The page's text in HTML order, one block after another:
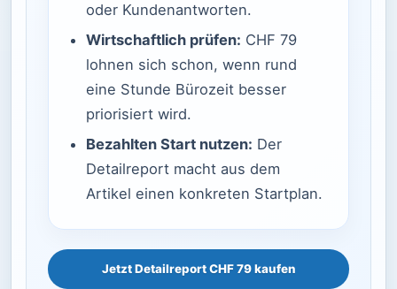
oder Kundenantworten.
Wirtschaftlich prüfen: CHF 79
lohnen sich schon, wenn rund
eine Stunde Bürozeit besser
priorisiert wird.
Bezahlten Start nutzen: Der
Detailreport macht aus dem
Artikel einen konkreten Startplan.
Jetzt Detailreport CHF 79 kaufen